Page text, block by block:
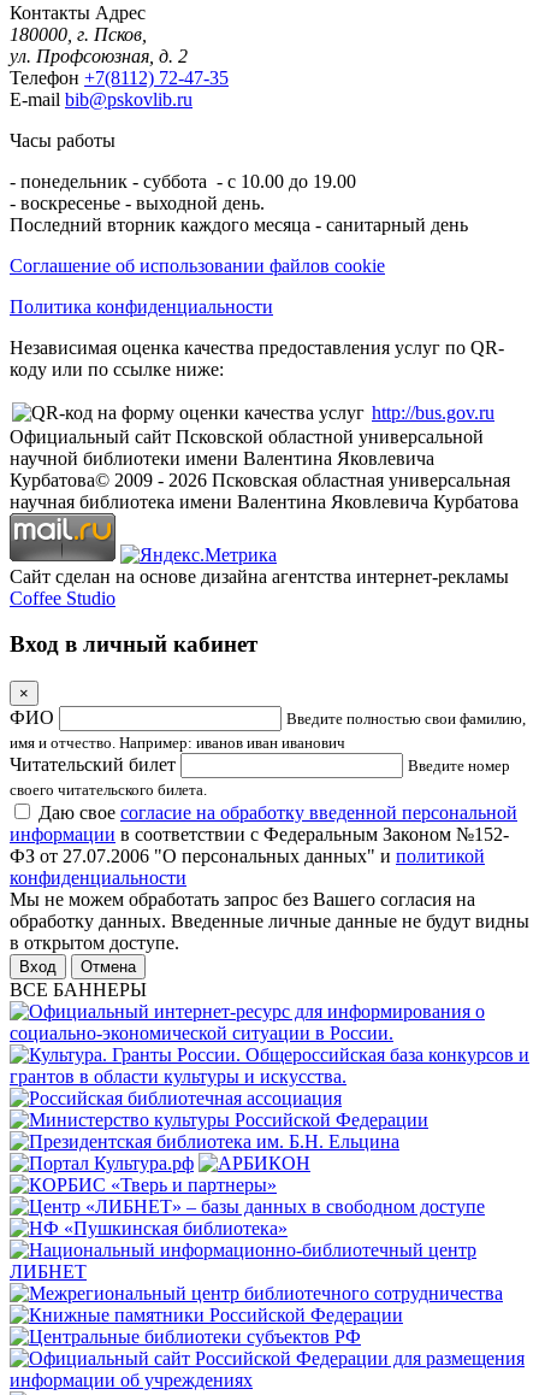
Контакты Адрес
180000, г. Псков,
ул. Профсоюзная, д. 2
Телефон +7(8112) 72-47-35
E-mail bib@pskovlib.ru
Часы работы
- понедельник - суббота - с 10.00 до 19.00
- воскресенье - выходной день.
Последний вторник каждого месяца - санитарный день
Соглашение об использовании файлов cookie
Политика конфиденциальности
Независимая оценка качества предоставления услуг по QR-
коду или по ссылке ниже:
http://bus.gov.ru
Официальный сайт Псковской областной универсальной
научной библиотеки имени Валентина Яковлевича
Курбатова© 2009 - 2026 Псковская областная универсальная
научная библиотека имени Валентина Яковлевича Курбатова
Сайт сделан на основе дизайна агентства интернет-рекламы
Coffee Studio
Вход в личный кабинет
×
ФИО
Введите полностью свои фамилию,
имя и отчество. Например: иванов иван иванович
Читательский билет
Введите номер
своего читательского билета.
Даю свое согласие на обработку введенной персональной
информации в соответствии с Федеральным Законом №152-
ФЗ от 27.07.2006 "О персональных данных" и политикой
конфиденциальности
Мы не можем обработать запрос без Вашего согласия на
обработку данных. Введенные личные данные не будут видны
в открытом доступе.
Отмена
ВСЕ БАННЕРЫ